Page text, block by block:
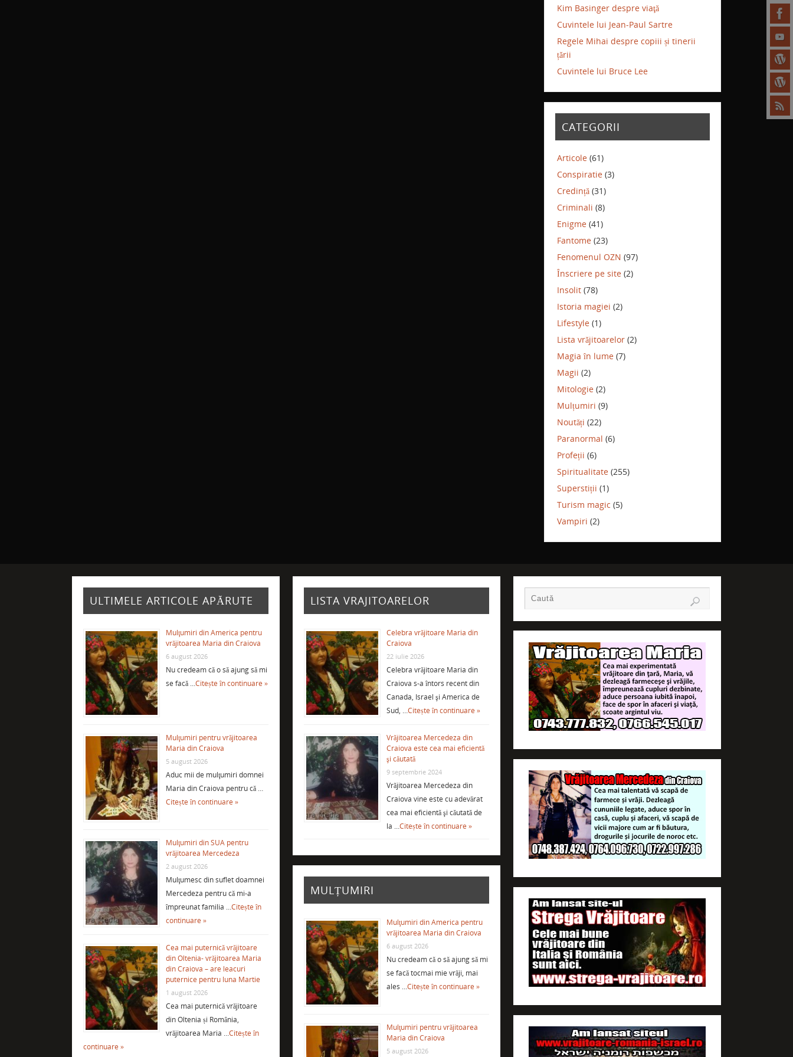
Kim Basinger despre viaţă
Cuvintele lui Jean-Paul Sartre
Regele Mihai despre copiii și tinerii
țării
Cuvintele lui Bruce Lee
CATEGORII
Articole (61)
Conspiratie (3)
Credință (31)
Criminali (8)
Enigme (41)
Fantome (23)
Fenomenul OZN (97)
Înscriere pe site (2)
Insolit (78)
Istoria magiei (2)
Lifestyle (1)
Lista vrăjitoarelor (2)
Magia în lume (7)
Magii (2)
Mitologie (2)
Mulțumiri (9)
Noutăți (22)
Paranormal (6)
Profeții (6)
Spiritualitate (255)
Superstiții (1)
Turism magic (5)
Vampiri (2)
ULTIMELE ARTICOLE APĂRUTE
Mulţumiri din America pentru
vrăjitoarea Maria din Craiova
6 august 2026
Nu credeam că o să ajung să mi
se facă …Citește în continuare »
Mulţumiri pentru vrăjitoarea
Maria din Craiova
5 august 2026
Aduc mii de mulţumiri domnei
Maria din Craiova pentru că …
Citește în continuare »
Mulţumiri din SUA pentru
vrăjitoarea Mercedeza
2 august 2026
Mulţumesc din suflet doamnei
Mercedeza pentru că mi-a
împreunat familia …Citește în
continuare »
Cea mai puternică vrăjitoare
din Oltenia- vrăjitoarea Maria
din Craiova – are leacuri
puternice pentru luna Martie
1 august 2026
Cea mai puternică vrăjitoare
din Oltenia și România,
vrăjitoarea Maria …Citește în
continuare »
LISTA VRAJITOARELOR
Celebra vrăjitoare Maria din
Craiova
22 iulie 2026
Celebra vrăjitoare Maria din
Craiova s-a întors recent din
Canada, Israel şi America de
Sud, …Citește în continuare »
Vrăjitoarea Mercedeza din
Craiova este cea mai eficientă
şi căutată
9 septembrie 2024
Vrăjitoarea Mercedeza din
Craiova vine este cu adevărat
cea mai eficientă şi căutată de
la …Citește în continuare »
MULȚUMIRI
Mulţumiri din America pentru
vrăjitoarea Maria din Craiova
6 august 2026
Nu credeam că o să ajung să mi
se facă tocmai mie vrăji, mai
ales …Citește în continuare »
Mulţumiri pentru vrăjitoarea
Maria din Craiova
5 august 2026